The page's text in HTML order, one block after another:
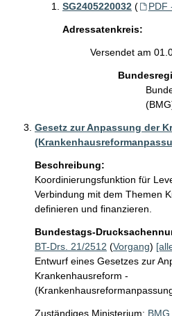
SG2405220032 ( PDF
Adressatenkreis:
Versendet am
Gesetz zur Anpassung der
Beschreibung:
Koordinierungsfunktion für
Verbindung mit dem Themen
definieren und finanzieren.
Bundestags-
BT-Drs. 21/2512 (Vorgang)
Entwurf eines Gesetzes zur
Krankenhausreform -
Zuständiges Ministerium: BMG